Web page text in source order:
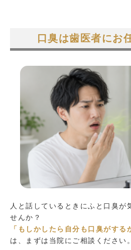
口臭は歯医者にお
人と話しているときにふと口臭が
せんか？
「もしかしたら自分も口臭がする
は、まずは当院にご相談ください。